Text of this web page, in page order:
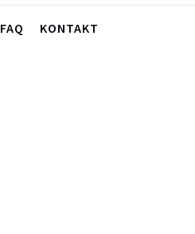
FAQ KONTAKT